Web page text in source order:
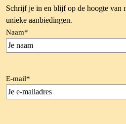
Schrijf je in en blijf op de hoogte van
unieke aanbiedingen.
Naam*
E-mail*